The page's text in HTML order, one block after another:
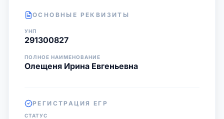
ОСНОВНЫЕ РЕКВИЗИТЫ
УНП
291300827
ПОЛНОЕ НАИМЕНОВАНИЕ
Олещеня Ирина Евгеньевна
РЕГИСТРАЦИЯ ЕГР
СТАТУС